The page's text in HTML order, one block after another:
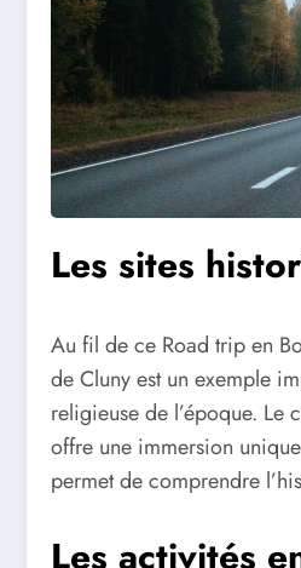
Les sites
Au fil de ce Road trip en
de Cluny est un exemple
religieuse de l’époque. Le
offre une immersion
permet de comprendre
Les activités